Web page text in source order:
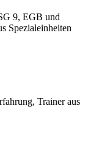
9, EGB und
Spezialeinheiten
Trainer aus